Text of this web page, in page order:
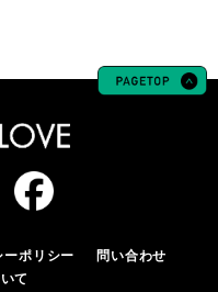
ーポリシー
問い合わせ
て